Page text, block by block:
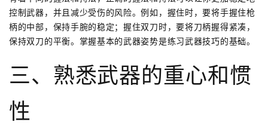
控制武器，并且减少受伤的风险。例如，握住时，要将手握住枪
柄的中部，保持手腕的稳定；握住双刀时，要将刀柄握得紧凑，
保持双刀的平衡。掌握基本的武器姿势是练习武器技巧的基础。
三、熟悉武器的重心和惯
性